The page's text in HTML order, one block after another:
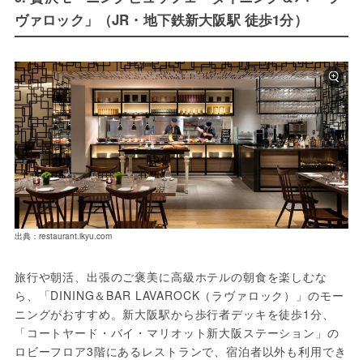
ヴァロック」（JR・地下鉄新大阪駅 徒歩1分）
出典：restaurant.ikyu.com
旅行や朝活、出張のご褒美に高級ホテルの朝食を楽しむな
ら、「DINING＆BAR LAVAROCK（ラヴァロック）」のモー
ニングがおすすめ。新大阪駅から歩行者デッキを徒歩1分、
「コートヤード・バイ・マリオット新大阪ステーション」の
ロビーフロア3階にあるレストランで、宿泊者以外も利用でき